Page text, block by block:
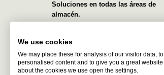
Soluciones en todas las áreas de
almacén.
estanterías, hasta sistemas
gestión.
We use cookies
We may place these for analysis of our visitor data,
personalised content and to give you a great
about the cookies we use open the settings.